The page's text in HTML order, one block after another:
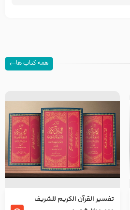
همه کتاب ها
تفسير القرآن الكريم للشريف